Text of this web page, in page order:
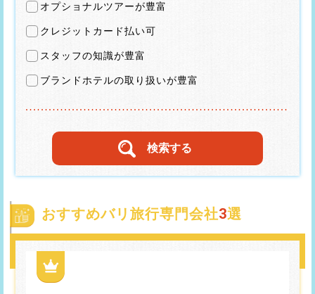
オプショナルツアーが豊富
クレジットカード払い可
スタッフの知識が豊富
ブランドホテルの取り扱いが豊富
おすすめバリ旅行専門会社3選